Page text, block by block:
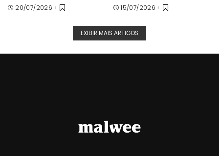
20/07/2026 15/07/2026
EXIBIR MAIS ARTIGOS